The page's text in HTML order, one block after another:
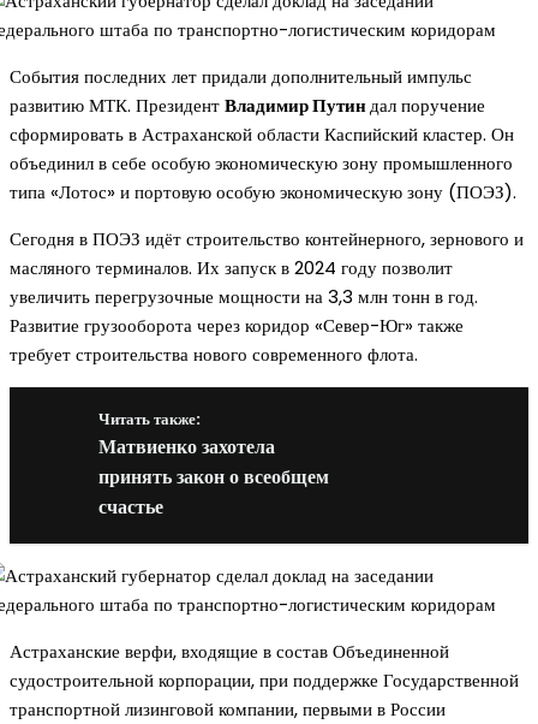
События последних лет придали дополнительный импульс
развитию МТК. ПрезидентВладимир Путиндал поручение
сформировать в Астраханской области Каспийский кластер. Он
объединил в себе особую экономическую зону промышленного
типа «Лотос» и портовую особую экономическую зону (ПОЭЗ).
Сегодня в ПОЭЗ идёт строительство контейнерного, зернового и
масляного терминалов. Их запуск в 2024 году позволит
увеличить перегрузочные мощности на 3,3 млн тонн в год.
Развитие грузооборота через коридор «Север-Юг» также
требует строительства нового современного флота.
Читать также:
Матвиенко захотела
принять закон о всеобщем
счастье
Астраханские верфи, входящие в состав Объединенной
судостроительной корпорации, при поддержке Государственной
транспортной лизинговой компании, первыми в России